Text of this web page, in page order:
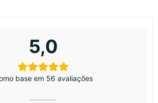
5,0
base em 56 avaliações